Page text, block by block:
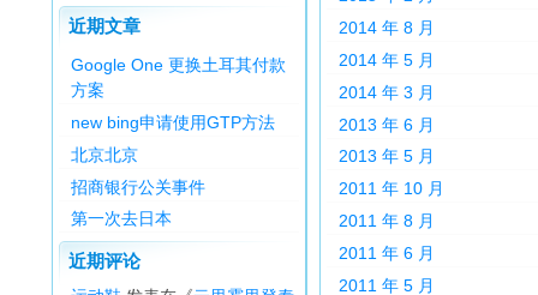
近期文章
Google One 更换土耳其付款
方案
new bing申请使用GTP方法
北京北京
招商银行公关事件
第一次去日本
近期评论
2014 年 8 月
2014 年 5 月
2014 年 3 月
2013 年 6 月
2013 年 5 月
2011 年 10 月
2011 年 8 月
2011 年 6 月
2011 年 5 月